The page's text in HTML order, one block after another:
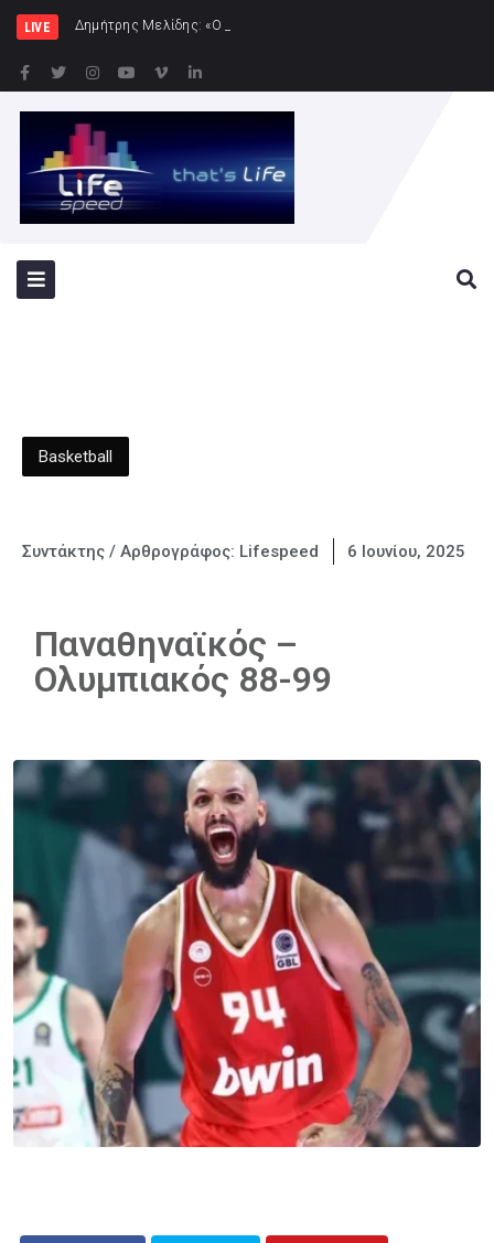
LIVE Δημήτρης Μελίδης: «Ο ΣΥΡΙΖΑ-ΠΣ είναι εδώ – πλή
Basketball
Συντάκτης / Αρθρογράφος: Lifespeed 6 Ιουνίου, 2025
Παναθηναϊκός –
Ολυμπιακός 88-99